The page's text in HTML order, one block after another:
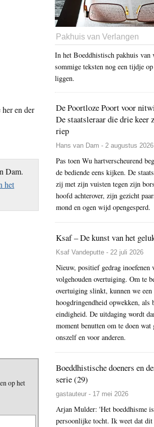
en der
Dam.
het
op het
Pakhuis van Verlangen
In het Boeddhistisch pakhuis van
sommige teksten nog een tijdje
liggen.
De Poortloze Poort voor
De staatsleraar die drie keer
riep
Hans van Dam - 2 augustus 2026
Pas toen Wu hartverscheurend
de bediende eens kijken. De
zij met zijn vuisten tegen zijn
hoofd achterover, zijn gezicht
mond en ogen wijd opengesperd.
Ksaf – De kunst van het
Ksaf Vandeputte - 22 juli 2026
Nieuw, positief gedrag inoefenen
volgehouden overtuiging. Om te
overtuiging slinkt, kunnen we een
hoogdringendheid opwekken, als
eindigheid. De uitdaging wordt
moment benutten om te doen wat
onszelf en voor anderen.
Boeddhistische doeners en
serie (29)
gastauteur - 17 mei 2026
Arjan Mulder: 'Het boeddhisme
persoonlijke tocht. Ik weet dat